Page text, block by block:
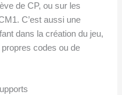
de CP, ou sur les
C’est aussi une
dans la création du jeu,
codes ou de